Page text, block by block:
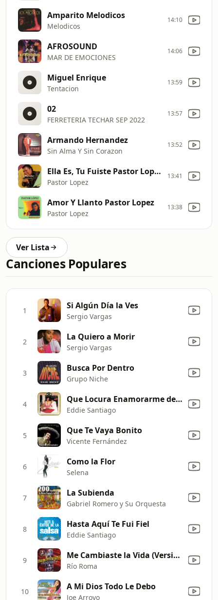
Amparito Melodicos
Melodicos
14:10
AFROSOUND
MAR DE EMOCIONES
14:06
Miguel Enrique
Tentacion
13:59
02
FERRETERIA TECHAR SEP 2022
13:57
Armando Hernandez
Sin Alma Y Sin Corazon
13:52
Ella Es, Tu Fuiste Pastor Lopez
Pastor Lopez
13:41
Amor Y Llanto Pastor Lopez
Pastor Lopez
13:38
Ver Lista
Canciones Populares
1 Si Algún Día la Ves
Sergio Vargas
2 La Quiero a Morir
Sergio Vargas
3 Busca Por Dentro
Grupo Niche
4 Que Locura Enamorarme de Ti
Eddie Santiago
5 Que Te Vaya Bonito
Vicente Fernández
6 Como la Flor
Selena
7 La Subienda
Gabriel Romero y Su Orquesta
8 Hasta Aquí Te Fui Fiel
Eddie Santiago
9 Me Cambiaste la Vida (Versión Corona Music) [En Vivo]
Río Roma
10 A Mi Dios Todo Le Debo
Joe Arroyo